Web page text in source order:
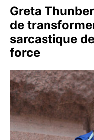
Greta
de
sarcastique
force